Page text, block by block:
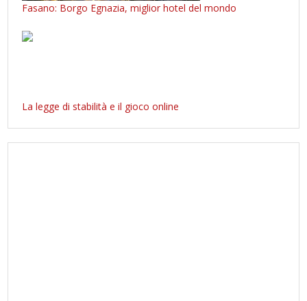
Fasano: Borgo Egnazia, miglior hotel del mondo
La legge di stabilità e il gioco online